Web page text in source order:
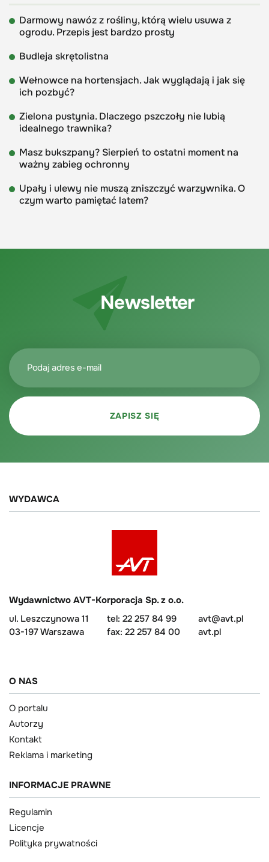
Darmowy nawóz z rośliny, którą wielu usuwa z
ogrodu. Przepis jest bardzo prosty
Budleja skrętolistna
Wełnowce na hortensjach. Jak wyglądają i jak się
ich pozbyć?
Zielona pustynia. Dlaczego pszczoły nie lubią
idealnego trawnika?
Masz bukszpany? Sierpień to ostatni moment na
ważny zabieg ochronny
Upały i ulewy nie muszą zniszczyć warzywnika. O
czym warto pamiętać latem?
Newsletter
WYDAWCA
Wydawnictwo AVT-Korporacja Sp. z o.o.
ul. Leszczynowa 11
03-197 Warszawa
tel: 22 257 84 99
fax: 22 257 84 00
avt@avt.pl
avt.pl
O NAS
O portalu
Autorzy
Kontakt
Reklama i marketing
INFORMACJE PRAWNE
Regulamin
Licencje
Polityka prywatności